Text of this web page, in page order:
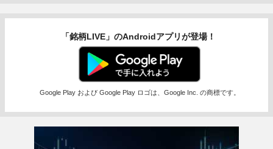
「銘柄LIVE」のAndroidアプリが登場！
Google Play および Google Play ロゴは、Google Inc. の商標です。